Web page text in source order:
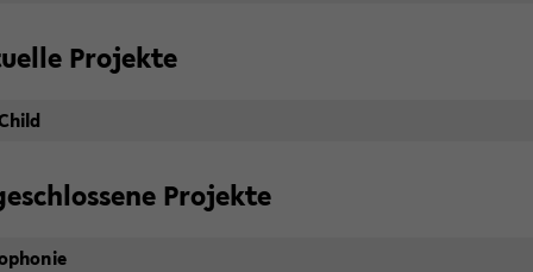
Pro­jek­te
Pro­jek­te